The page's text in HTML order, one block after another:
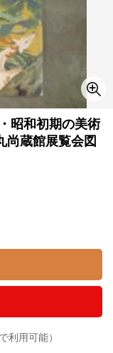
昭和初期の美術
尚蔵館展覧会図
利用可能）